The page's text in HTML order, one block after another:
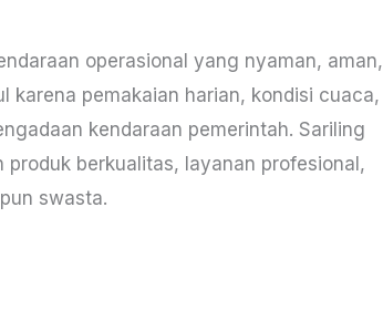
operasional yang nyaman, aman,
karena pemakaian harian, kondisi cuaca,
kendaraan pemerintah. Sariling
berkualitas, layanan profesional,
swasta.